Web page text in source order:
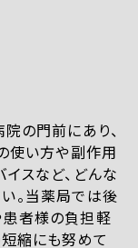
の門前にあり、
使い方や副作用
スなど、どんな
。当薬局では後
者様の負担軽
縮にも努めて